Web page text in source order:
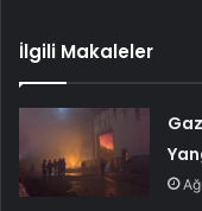
İlgili Makaleler